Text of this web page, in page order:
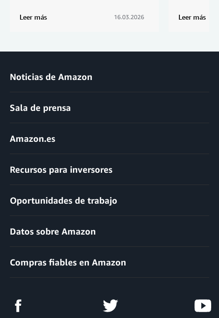
Leer más 16.03.2026 Leer más
Noticias de Amazon
Sala de prensa
Amazon.es
Recursos para inversores
Oportunidades de trabajo
Datos sobre Amazon
Compras fiables en Amazon